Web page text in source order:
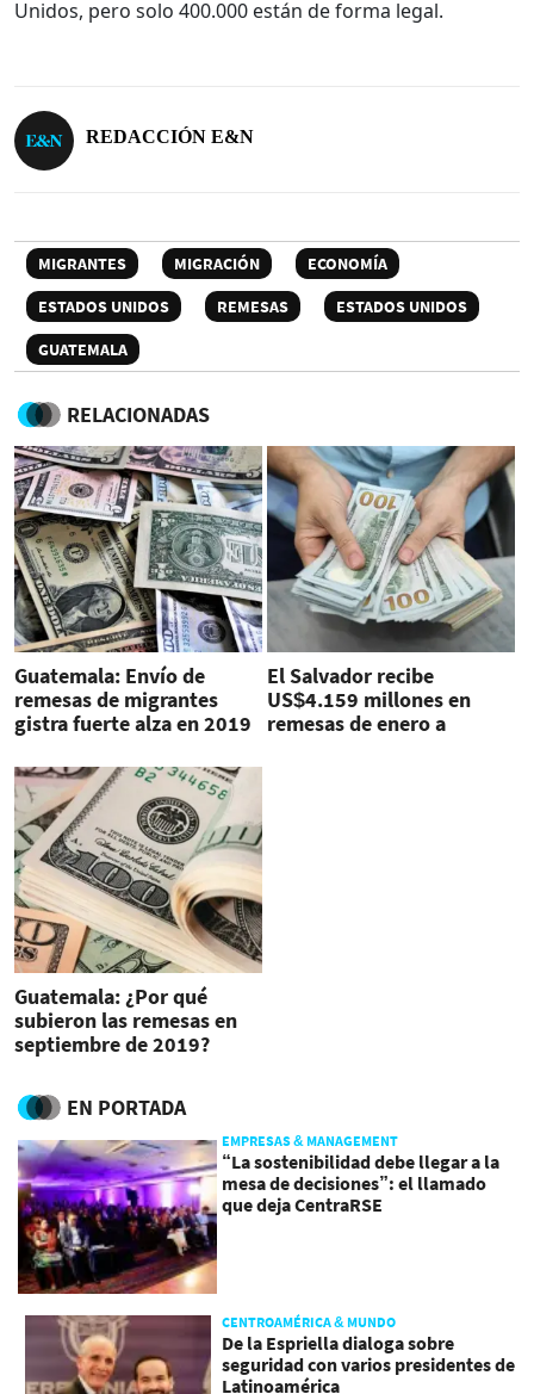
Unidos, pero solo 400.000 están de forma legal.
REDACCIÓN E&N
MIGRANTES MIGRACIÓN
ECONOMÍA
ESTADOS UNIDOS
REMESAS
ESTADOS UNIDOS
GUATEMALA
RELACIONADAS
Guatemala: Envío de
remesas de migrantes
gistra fuerte alza en 2019
El Salvador recibe
US$4.159 millones en
remesas de enero a
Guatemala: ¿Por qué
subieron las remesas en
septiembre de 2019?
EN PORTADA
EMPRESAS & MANAGEMENT
“La sostenibilidad debe llegar a la
mesa de decisiones”: el llamado
que deja CentraRSE
CENTROAMÉRICA & MUNDO
De la Espriella dialoga sobre
seguridad con varios presidentes de
Latinoamérica